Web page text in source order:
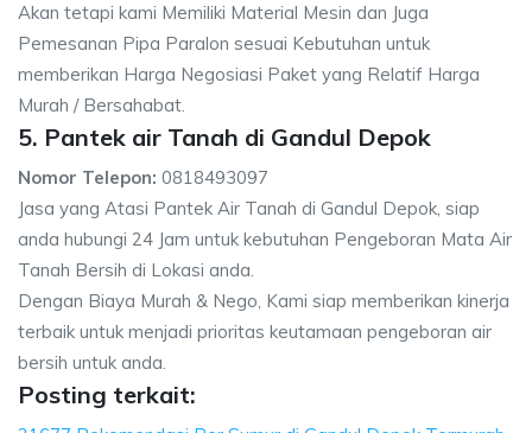
Akan tetapi kami Memiliki Material Mesin dan Juga
Pemesanan Pipa Paralon sesuai Kebutuhan untuk
memberikan Harga Negosiasi Paket yang Relatif Harga
Murah / Bersahabat.
5. Pantek air Tanah di Gandul Depok
Nomor Telepon: 0818493097
Jasa yang Atasi Pantek Air Tanah di Gandul Depok, siap
anda hubungi 24 Jam untuk kebutuhan Pengeboran Mata Air
Tanah Bersih di Lokasi anda.
Dengan Biaya Murah & Nego, Kami siap memberikan kinerja
terbaik untuk menjadi prioritas keutamaan pengeboran air
bersih untuk anda.
Posting terkait: